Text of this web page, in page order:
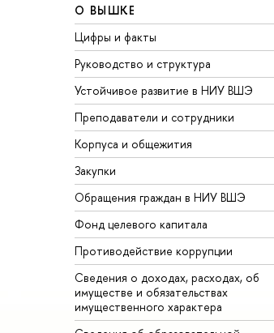
О ВЫШКЕ
Цифры и факты
Руководство и структура
Устойчивое развитие в НИУ ВШЭ
Преподаватели и сотрудники
Корпуса и общежития
Закупки
Обращения граждан в НИУ ВШЭ
Фонд целевого капитала
Противодействие коррупции
Сведения о доходах, расходах, об
имуществе и обязательствах
имущественного характера